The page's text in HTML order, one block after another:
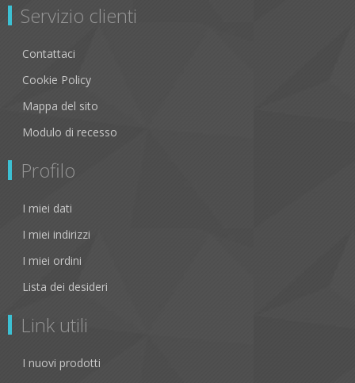
Servizio clienti
Contattaci
Cookie Policy
Mappa del sito
Modulo di recesso
Profilo
I miei dati
I miei indirizzi
I miei ordini
Lista dei desideri
Link utili
I nuovi prodotti